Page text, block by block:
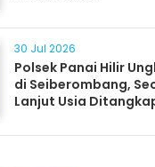
30 Jul 2026
Polsek Panai Hilir
di Seiberombang,
Lanjut Usia